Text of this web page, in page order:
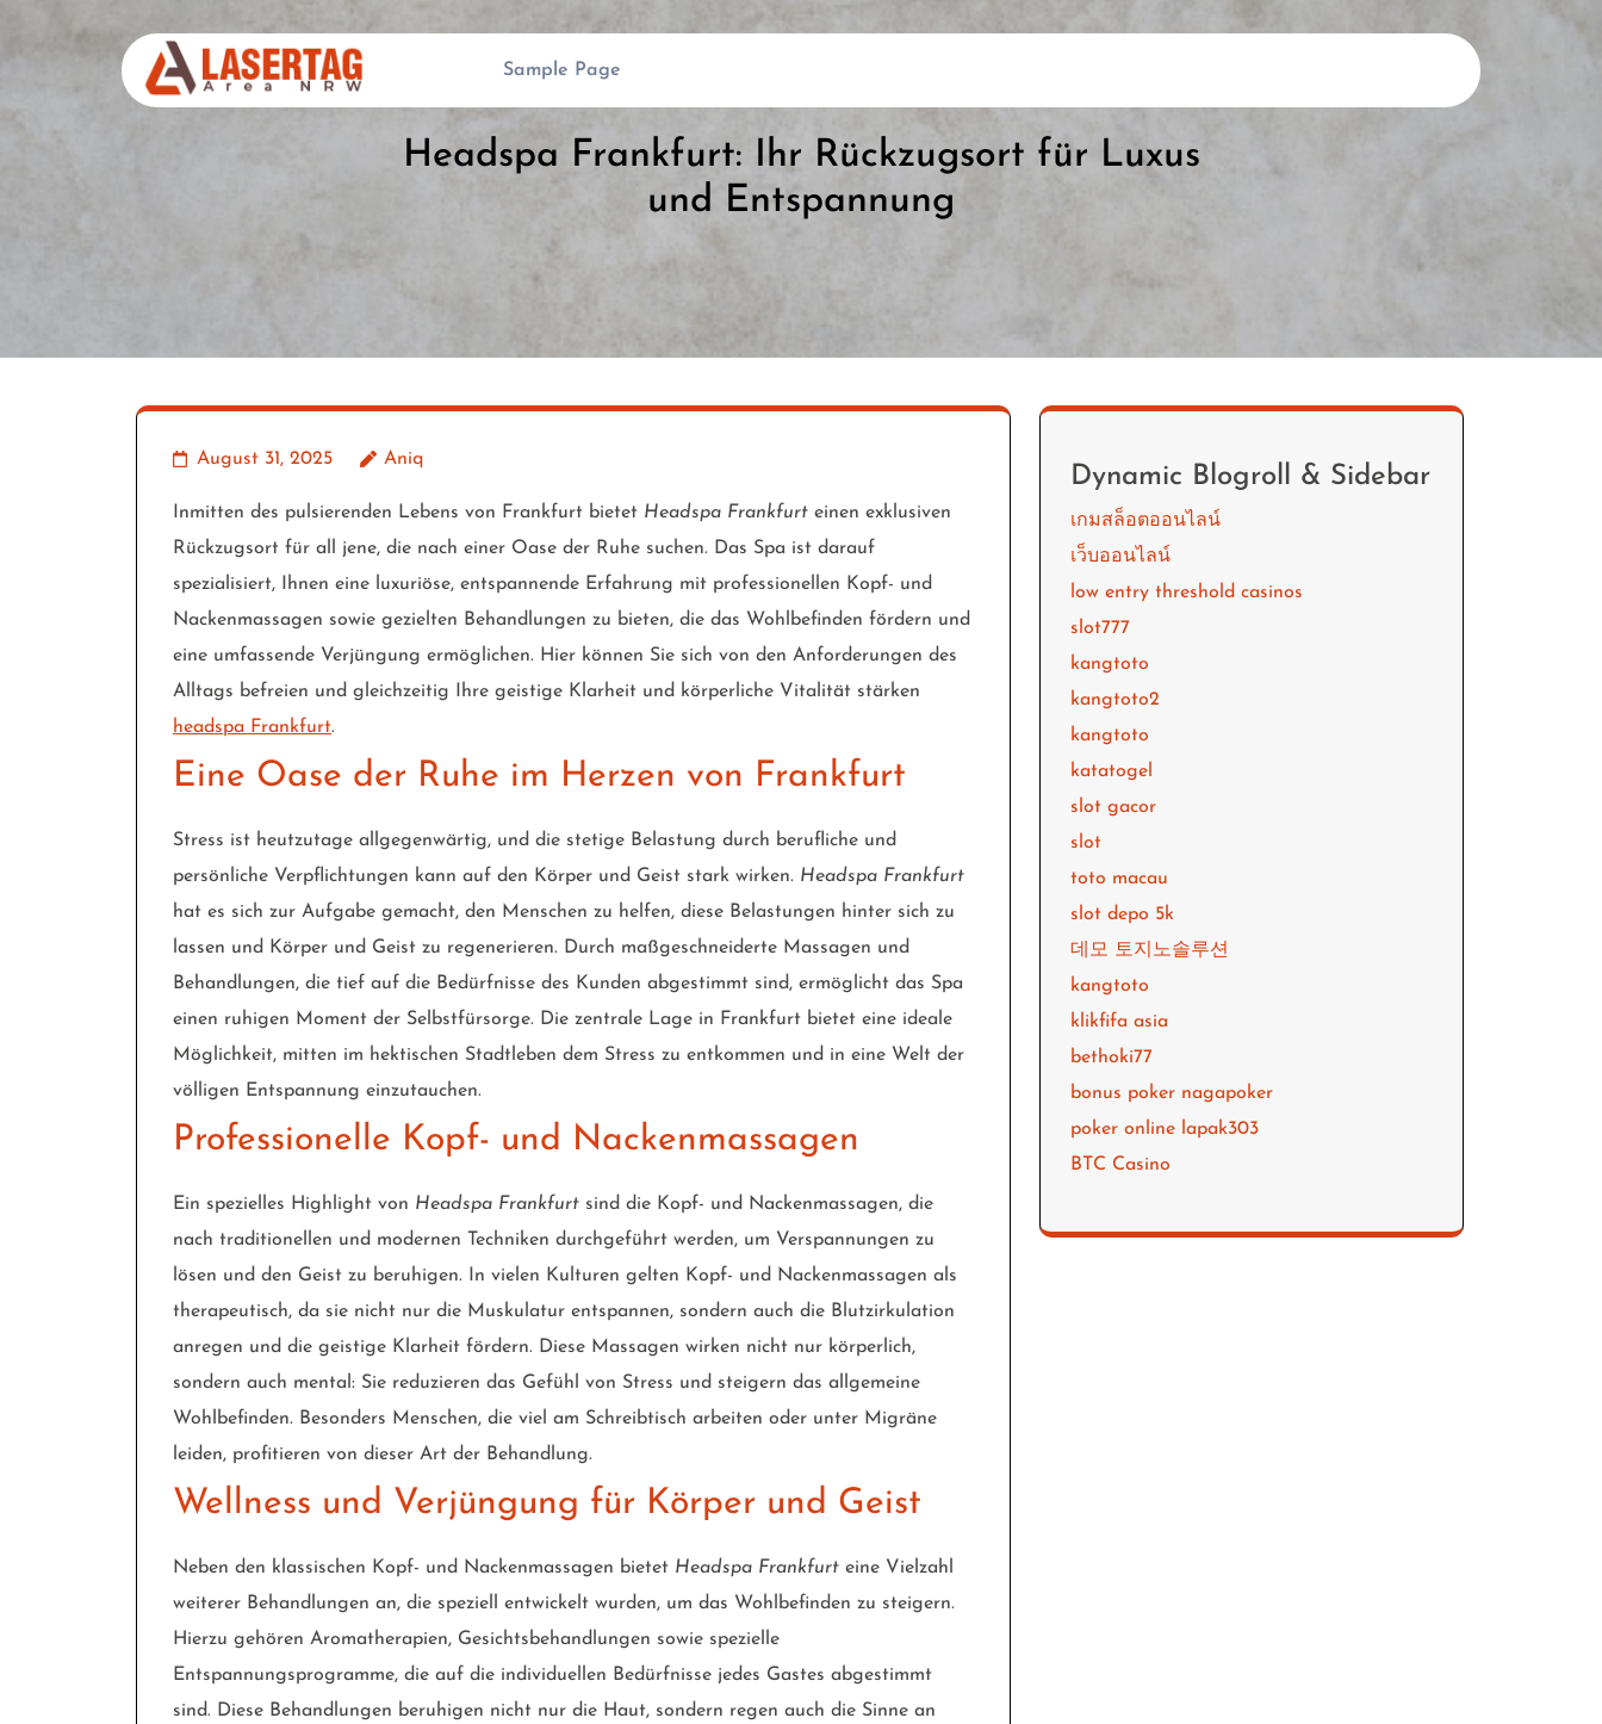
Sample Page
Headspa Frankfurt: Ihr Rückzugsort für Luxus
und Entspannung
August 31, 2025 Aniq
Inmitten des pulsierenden Lebens von Frankfurt bietet Headspa Frankfurt einen exklusiven
Rückzugsort für all jene, die nach einer Oase der Ruhe suchen. Das Spa ist darauf
spezialisiert, Ihnen eine luxuriöse, entspannende Erfahrung mit professionellen Kopf- und
Nackenmassagen sowie gezielten Behandlungen zu bieten, die das Wohlbefinden fördern und
eine umfassende Verjüngung ermöglichen. Hier können Sie sich von den Anforderungen des
Alltags befreien und gleichzeitig Ihre geistige Klarheit und körperliche Vitalität stärken
headspa Frankfurt.
Eine Oase der Ruhe im Herzen von Frankfurt
Stress ist heutzutage allgegenwärtig, und die stetige Belastung durch berufliche und
persönliche Verpflichtungen kann auf den Körper und Geist stark wirken. Headspa Frankfurt
hat es sich zur Aufgabe gemacht, den Menschen zu helfen, diese Belastungen hinter sich zu
lassen und Körper und Geist zu regenerieren. Durch maßgeschneiderte Massagen und
Behandlungen, die tief auf die Bedürfnisse des Kunden abgestimmt sind, ermöglicht das Spa
einen ruhigen Moment der Selbstfürsorge. Die zentrale Lage in Frankfurt bietet eine ideale
Möglichkeit, mitten im hektischen Stadtleben dem Stress zu entkommen und in eine Welt der
völligen Entspannung einzutauchen.
Professionelle Kopf- und Nackenmassagen
Ein spezielles Highlight von Headspa Frankfurt sind die Kopf- und Nackenmassagen, die
nach traditionellen und modernen Techniken durchgeführt werden, um Verspannungen zu
lösen und den Geist zu beruhigen. In vielen Kulturen gelten Kopf- und Nackenmassagen als
therapeutisch, da sie nicht nur die Muskulatur entspannen, sondern auch die Blutzirkulation
anregen und die geistige Klarheit fördern. Diese Massagen wirken nicht nur körperlich,
sondern auch mental: Sie reduzieren das Gefühl von Stress und steigern das allgemeine
Wohlbefinden. Besonders Menschen, die viel am Schreibtisch arbeiten oder unter Migräne
leiden, profitieren von dieser Art der Behandlung.
Wellness und Verjüngung für Körper und Geist
Neben den klassischen Kopf- und Nackenmassagen bietet Headspa Frankfurt eine Vielzahl
weiterer Behandlungen an, die speziell entwickelt wurden, um das Wohlbefinden zu steigern.
Hierzu gehören Aromatherapien, Gesichtsbehandlungen sowie spezielle
Entspannungsprogramme, die auf die individuellen Bedürfnisse jedes Gastes abgestimmt
sind. Diese Behandlungen beruhigen nicht nur die Haut, sondern regen auch die Sinne an
Dynamic Blogroll & Sidebar
เกมสล็อตออนไลน์
เว็บออนไลน์
low entry threshold casinos
slot777
kangtoto
kangtoto2
kangtoto
katatogel
slot gacor
slot
toto macau
slot depo 5k
데모 토지노솔루션
kangtoto
klikfifa asia
bethoki77
bonus poker nagapoker
poker online lapak303
BTC Casino